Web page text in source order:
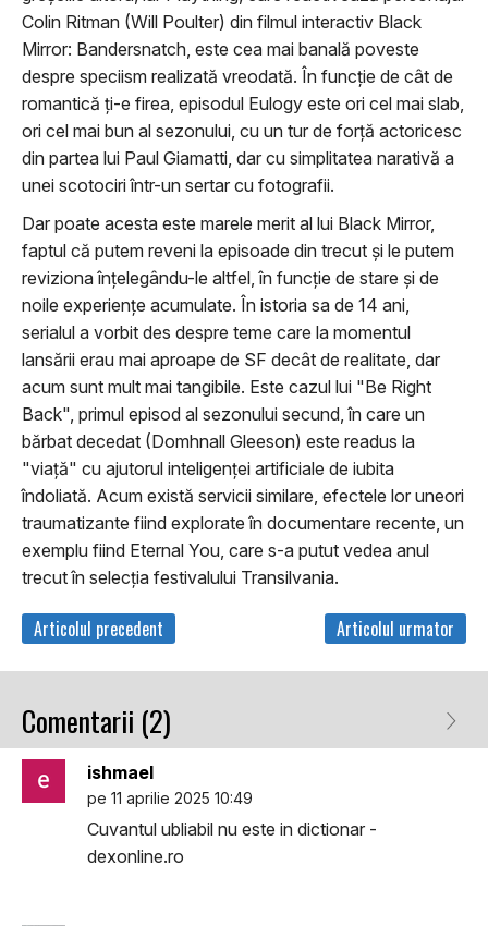
Colin Ritman (Will Poulter) din filmul interactiv Black
Mirror: Bandersnatch, este cea mai banală poveste
despre speciism realizată vreodată. În funcţie de cât de
romantică ţi-e firea, episodul Eulogy este ori cel mai slab,
ori cel mai bun al sezonului, cu un tur de forţă actoricesc
din partea lui Paul Giamatti, dar cu simplitatea narativă a
unei scotociri într-un sertar cu fotografii.
Dar poate acesta este marele merit al lui Black Mirror,
faptul că putem reveni la episoade din trecut şi le putem
reviziona înţelegându-le altfel, în funcţie de stare şi de
noile experienţe acumulate. În istoria sa de 14 ani,
serialul a vorbit des despre teme care la momentul
lansării erau mai aproape de SF decât de realitate, dar
acum sunt mult mai tangibile. Este cazul lui "Be Right
Back", primul episod al sezonului secund, în care un
bărbat decedat (Domhnall Gleeson) este readus la
"viaţă" cu ajutorul inteligenţei artificiale de iubita
îndoliată. Acum există servicii similare, efectele lor uneori
traumatizante fiind explorate în documentare recente, un
exemplu fiind Eternal You, care s-a putut vedea anul
trecut în selecţia festivalului Transilvania.
Articolul precedent Articolul urmator
Comentarii (2)
ishmael
pe 11 aprilie 2025 10:49
Cuvantul ubliabil nu este in dictionar -
dexonline.ro